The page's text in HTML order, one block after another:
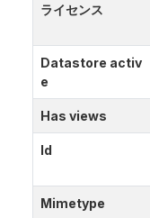
ライセンス
Datastore activ
e
Has views
Id
Mimetype